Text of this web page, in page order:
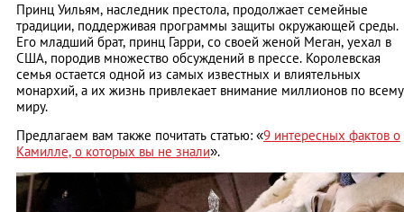
Принц Уильям, наследник престола, продолжает семейные
традиции, поддерживая программы защиты окружающей среды.
Его младший брат, принц Гарри, со своей женой Меган, уехал в
США, породив множество обсуждений в прессе. Королевская
семья остается одной из самых известных и влиятельных
монархий, а их жизнь привлекает внимание миллионов по всему
миру.
Предлагаем вам также почитать статью: «9 интересных фактов о
Камилле, о которых вы не знали».